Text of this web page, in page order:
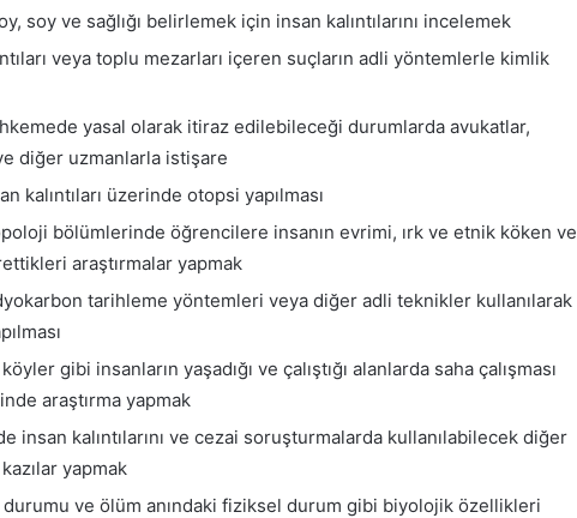
soy ve sağlığı belirlemek için insan kalıntılarını incelemek
veya toplu mezarları içeren suçların adli yöntemlerle kimlik
yasal olarak itiraz edilebileceği durumlarda avukatlar,
diğer uzmanlarla istişare
kalıntıları üzerinde otopsi yapılması
bölümlerinde öğrencilere insanın evrimi, ırk ve etnik köken ve
araştırmalar yapmak
tarihleme yöntemleri veya diğer adli teknikler kullanılarak
gibi insanların yaşadığı ve çalıştığı alanlarda saha çalışması
araştırma yapmak
insan kalıntılarını ve cezai soruşturmalarda kullanılabilecek diğer
yapmak
durumu ve ölüm anındaki fiziksel durum gibi biyolojik özellikleri